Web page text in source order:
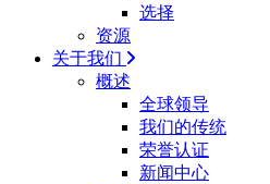
选择
资源
关于我们
概述
全球领导
我们的传统
荣誉认证
新闻中心